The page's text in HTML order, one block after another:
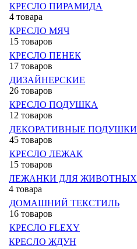
КРЕСЛО ПИРАМИДА
4 товара
КРЕСЛО МЯЧ
15 товаров
КРЕСЛО ПЕНЕК
17 товаров
ДИЗАЙНЕРСКИЕ
26 товаров
КРЕСЛО ПОДУШКА
12 товаров
ДЕКОРАТИВНЫЕ ПОДУШКИ
45 товаров
КРЕСЛО ЛЕЖАК
15 товаров
ЛЕЖАНКИ ДЛЯ ЖИВОТНЫХ
4 товара
ДОМАШНИЙ ТЕКСТИЛЬ
16 товаров
КРЕСЛО FLEXY
КРЕСЛО ЖДУН